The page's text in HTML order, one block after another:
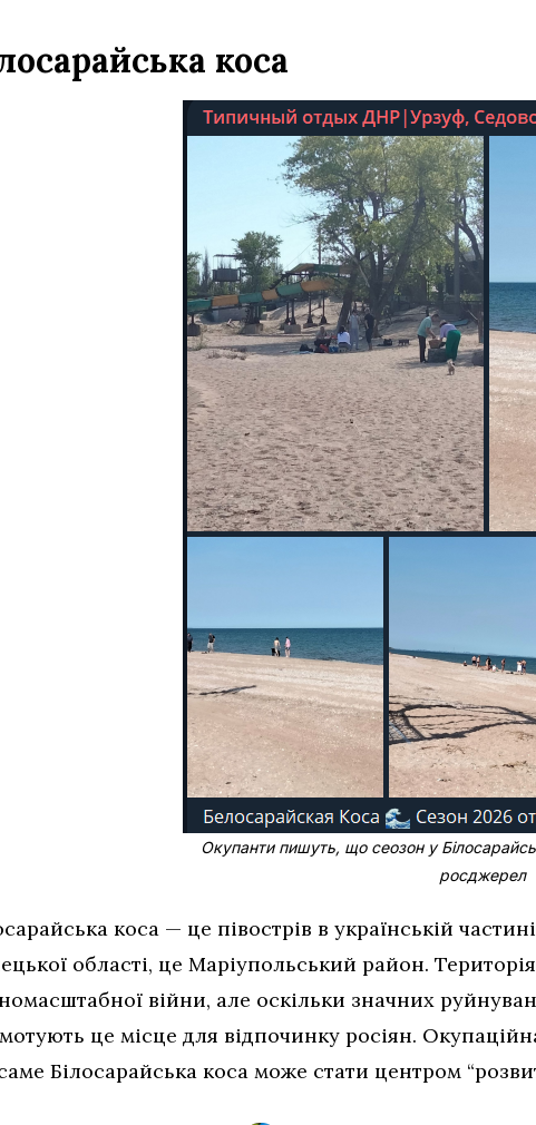
коса
Окупанти пишуть, що сеозон у
росджерел
коса — це півострів в українській
області, це Маріупольський район.
війни, але оскільки значних
це місце для відпочинку росіян.
Білосарайська коса може стати центром